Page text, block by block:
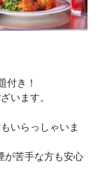
付き！
います。
いらっしゃいま
が苦手な方も安心